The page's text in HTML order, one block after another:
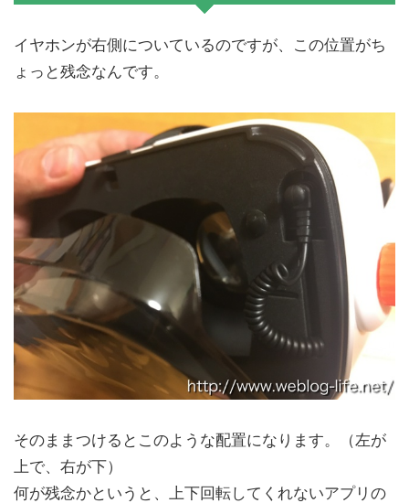
イヤホンが右側についているのですが、この位置がち
ょっと残念なんです。
そのままつけるとこのような配置になります。（左が
上で、右が下）
何が残念かというと、上下回転してくれないアプリの